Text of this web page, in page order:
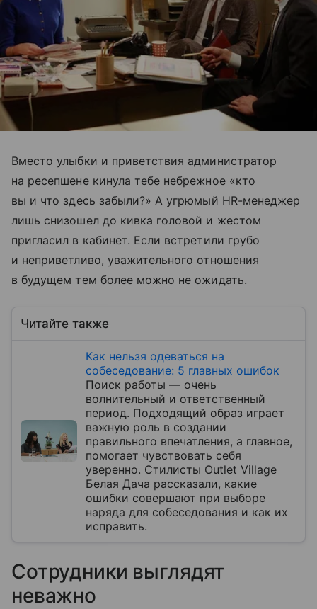
Вместо улыбки и приветствия администратор
на ресепшене кинула тебе небрежное «кто
вы и что здесь забыли?» А угрюмый HR-менеджер
лишь снизошел до кивка головой и жестом
пригласил в кабинет. Если встретили грубо
и неприветливо, уважительного отношения
в будущем тем более можно не ожидать.
Читайте также
Как нельзя одеваться на
собеседование: 5 главных ошибок
Поиск работы — очень
волнительный и ответственный
период. Подходящий образ играет
важную роль в создании
правильного впечатления, а главное,
помогает чувствовать себя
уверенно. Стилисты Outlet Village
Белая Дача рассказали, какие
ошибки совершают при выборе
наряда для собеседования и как их
исправить.
Сотрудники выглядят
неважно